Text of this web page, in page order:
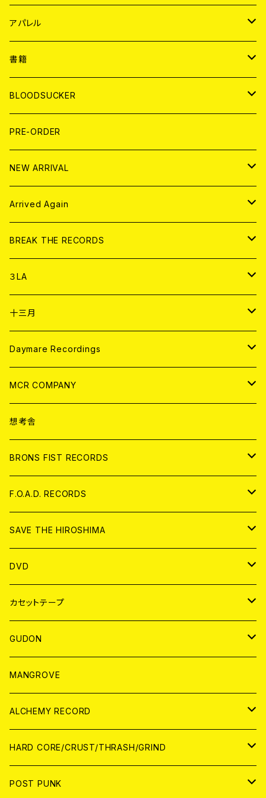
WORLD
JAPAN
７EP
LP
WORLD
7EP
LP
アパレル
JAPAN
T-shirt
HOOD
WORLD
T-shirt
HOOD
書籍
MAGAZINE
BOLLOCKS
EL ZINE
写真集 (PHOTOBOOK)
BLOODSUCKER
CD
アナログ
アパレル
書籍
DIGITAL CONTENTS
PRE-ORDER
NEW ARRIVAL
CD
アナログ
Arrived Again
CD
アナログ
BREAK THE RECORDS
CD
ANALOG
アパレル
３LA
CD
ANALOG
十三月
CD
ANALOG
Daymare Recordings
CD
ANALOG
MCR COMPANY
CD
アパレル
ANALOG
想考舎
BRONS FIST RECORDS
CD
ANALOG
F.O.A.D. RECORDS
CD
ANALOG
SAVE THE HIROSHIMA
アパレル
BADGE
DVD
JAPAN
WORLD
カセットテープ
JAPAN
WORLD
GUDON
アパレル
PATCH
アナログ
DIGITAL CONTENTS
MANGROVE
ALCHEMY RECORD
CD
ANALOG
HARD CORE/CRUST/THRASH/GRIND
JAPAN
POST PUNK